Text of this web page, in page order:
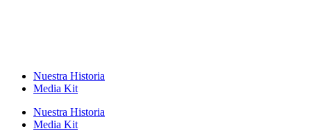
Nuestra Historia
Media Kit
Nuestra Historia
Media Kit